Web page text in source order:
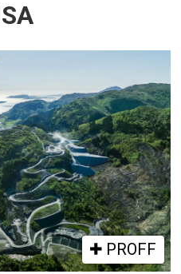
PROFF